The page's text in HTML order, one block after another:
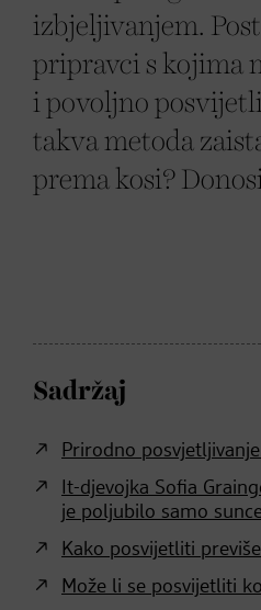
izbjeljivanjem.
pripravci s kojima
i povoljno
takva metoda
prema kosi?
Sadržaj
Prirodno
It-djevojka Sofia
je poljubilo samo
Kako posvijetliti
Može li se posvijetliti